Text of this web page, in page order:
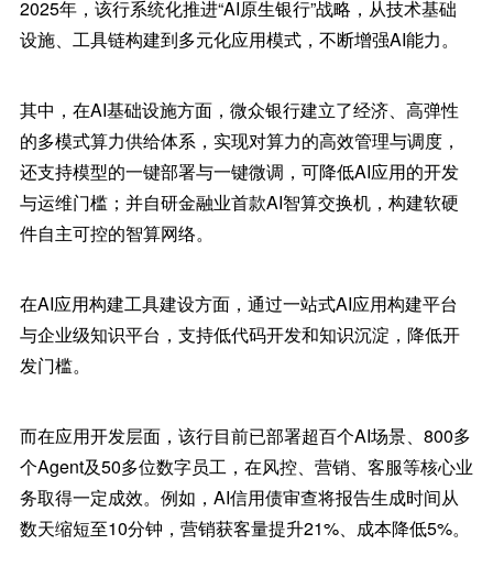
2025年，该行系统化推进“AI原生银行”战略，从技术基础
设施、工具链构建到多元化应用模式，不断增强AI能力。
其中，在AI基础设施方面，微众银行建立了经济、高弹性
的多模式算力供给体系，实现对算力的高效管理与调度，
还支持模型的一键部署与一键微调，可降低AI应用的开发
与运维门槛；并自研金融业首款AI智算交换机，构建软硬
件自主可控的智算网络。
在AI应用构建工具建设方面，通过一站式AI应用构建平台
与企业级知识平台，支持低代码开发和知识沉淀，降低开
发门槛。
而在应用开发层面，该行目前已部署超百个AI场景、800多
个Agent及50多位数字员工，在风控、营销、客服等核心业
务取得一定成效。例如，AI信用债审查将报告生成时间从
数天缩短至10分钟，营销获客量提升21%、成本降低5%。